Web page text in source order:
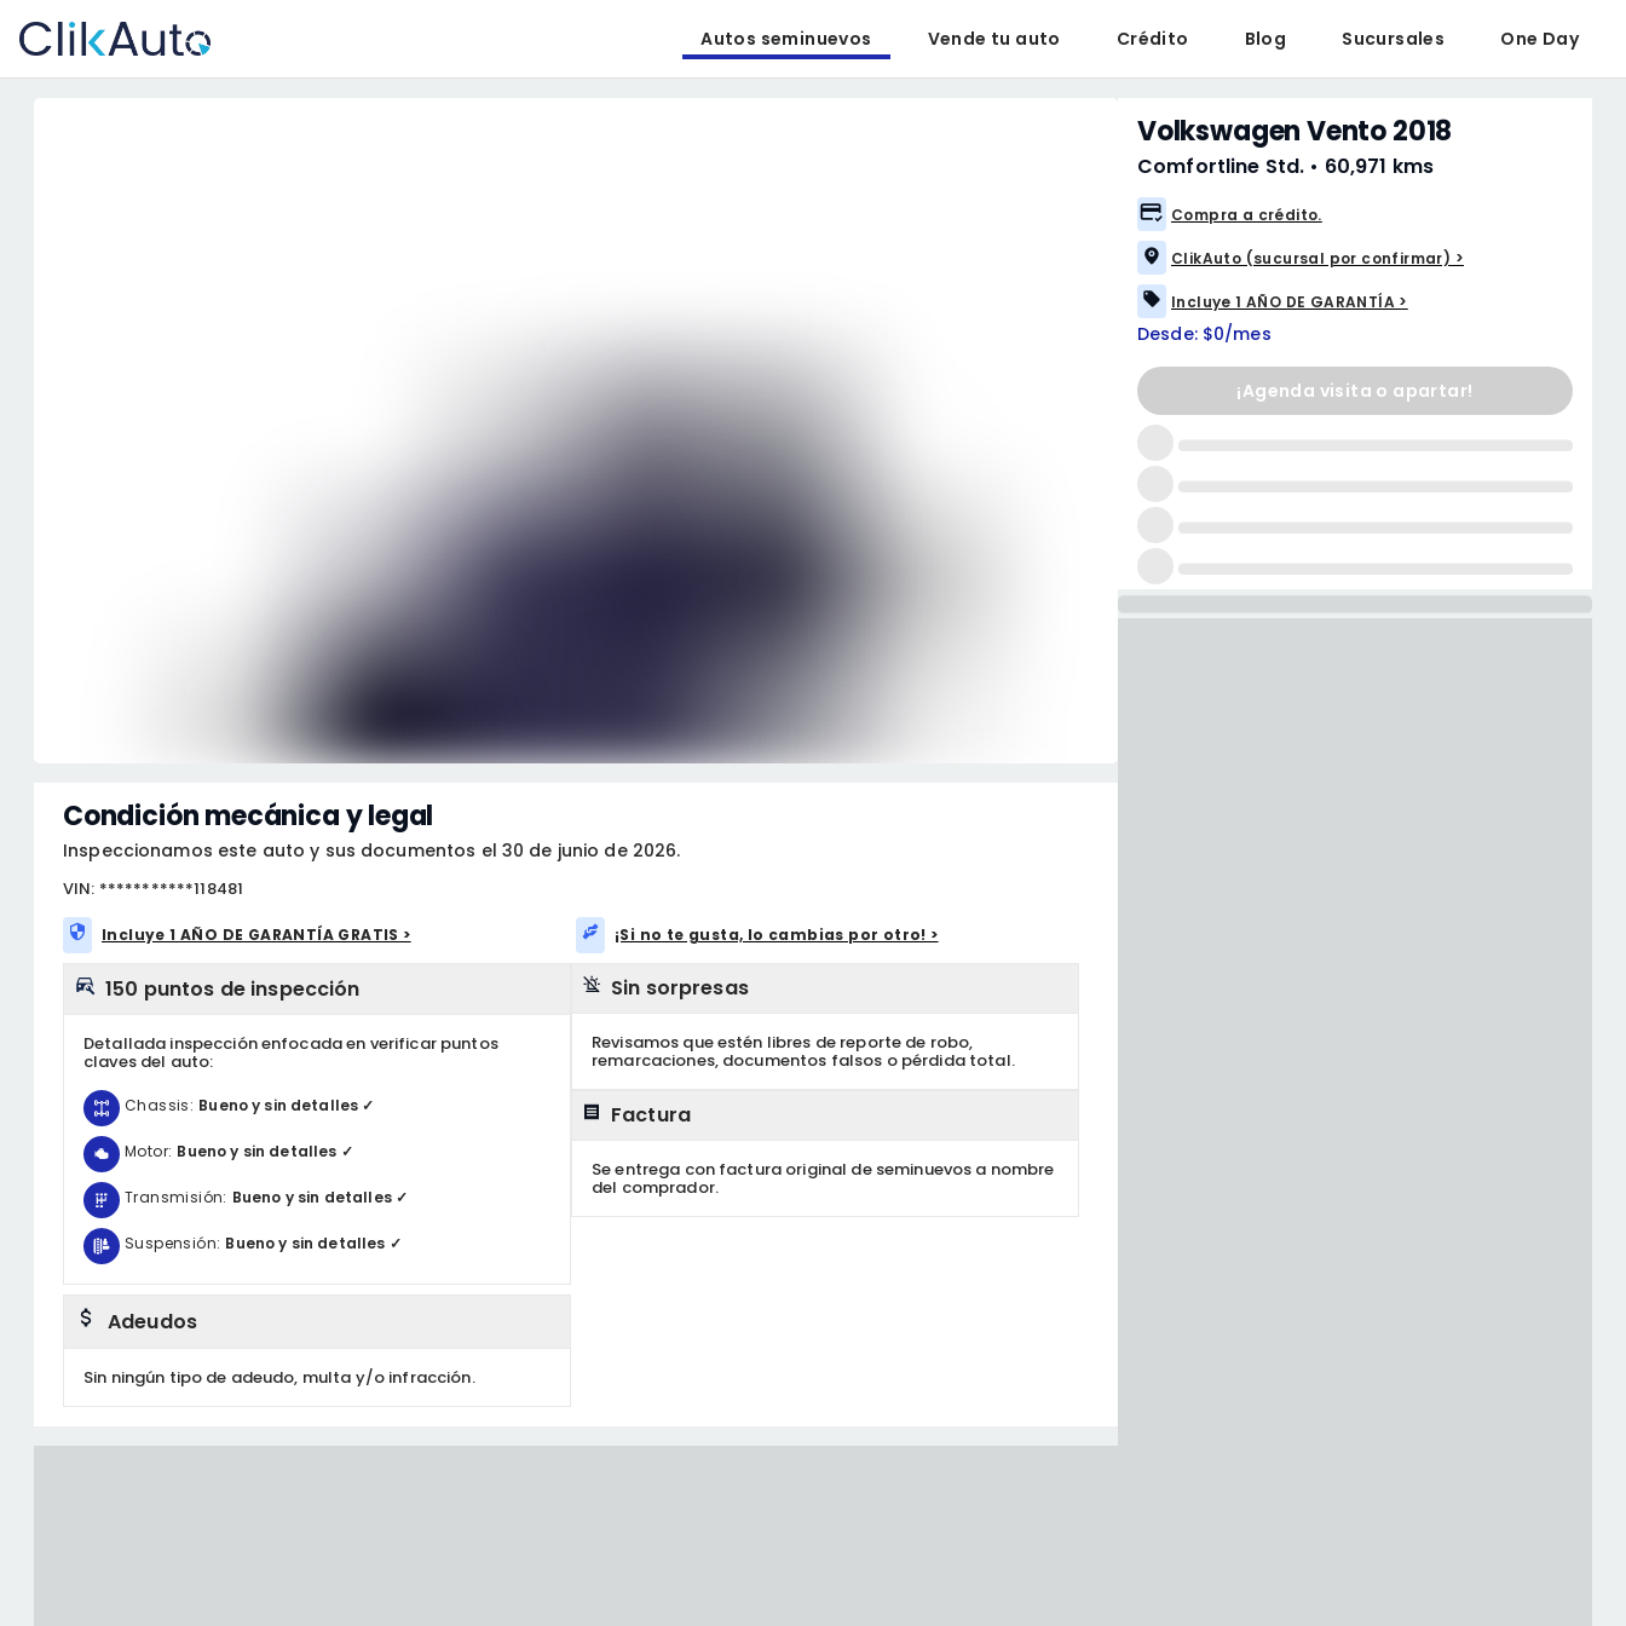
Autos seminuevos Vende tu auto Crédito Blog Sucursales One Day
Condición mecánica y legal
Inspeccionamos este auto y sus documentos el 30 de junio de 2026.
VIN: ***********118481
Incluye 1 AÑO DE GARANTÍA GRATIS > ¡Si no te gusta, lo cambias por otro! >
150 puntos de inspección
Detallada inspección enfocada en verificar puntos
claves del auto:
Chassis: Bueno y sin detalles ✓
Motor: Bueno y sin detalles ✓
Transmisión: Bueno y sin detalles ✓
Suspensión: Bueno y sin detalles ✓
Adeudos
Sin ningún tipo de adeudo, multa y/o infracción.
Sin sorpresas
Revisamos que estén libres de reporte de robo,
remarcaciones, documentos falsos o pérdida total.
Factura
Se entrega con factura original de seminuevos a nombre
del comprador.
Volkswagen Vento 2018
Comfortline Std. • 60,971 kms
Compra a crédito.
ClikAuto (sucursal por confirmar) >
Incluye 1 AÑO DE GARANTÍA >
Desde: $0/mes
¡Agenda visita o apartar!